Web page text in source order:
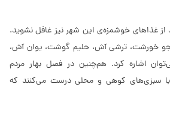
غذاهای خوشمزه‌ی این شهر نیز غافل نشوید.
خورشت، ترشی آش، حلیم گوشت، یوان آش،
اشاره کرد. هم‌چنین در فصل بهار مردم
سبزی‌های کوهی و محلی درست می‌کنند که